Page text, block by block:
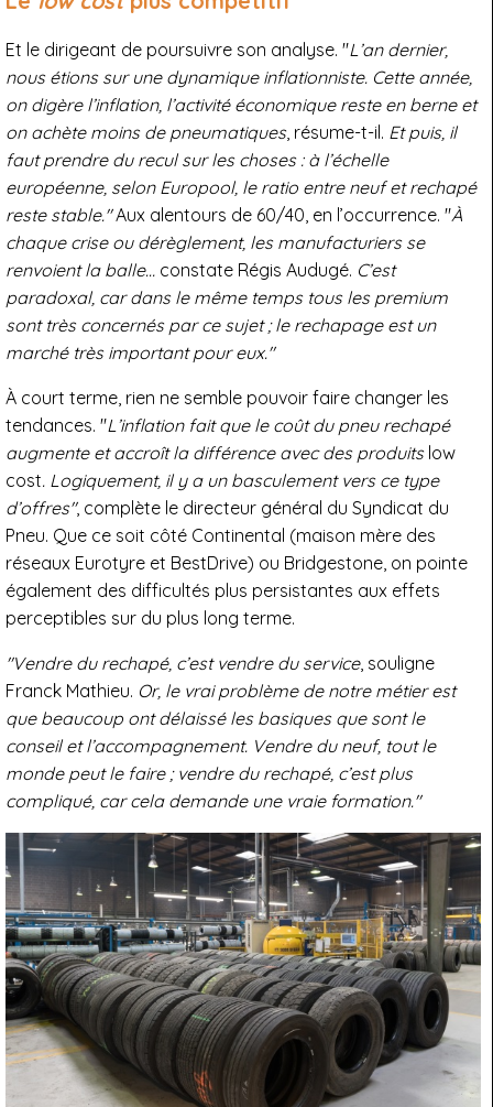
Et le dirigeant de poursuivre son analyse. "L’an dernier,
nous étions sur une dynamique inflationniste. Cette année,
on digère l’inflation, l’activité économique reste en berne et
on achète moins de pneumatiques, résume-t-il. Et puis, il
faut prendre du recul sur les choses : à l’échelle
européenne, selon Europool, le ratio entre neuf et rechapé
reste stable."Aux alentours de 60/40, en l’occurrence. "À
chaque crise ou dérèglement, les manufacturiers se
renvoient la balle… constate Régis Audugé. C’est
paradoxal, car dans le même temps tous les premium
sont très concernés par ce sujet ; le rechapage est un
marché très important pour eux."
À court terme, rien ne semble pouvoir faire changer les
tendances. "L’inflation fait que le coût du pneu rechapé
augmente et accroît la différence avec des produitslow
cost. Logiquement, il y a un basculement vers ce type
d’offres", complète le directeur général du Syndicat du
Pneu. Que ce soit côté Continental (maison mère des
réseaux Eurotyre et BestDrive) ou Bridgestone, on pointe
également des difficultés plus persistantes aux effets
perceptibles sur du plus long terme.
"Vendre du rechapé, c’est vendre du service, souligne
Franck Mathieu. Or, le vrai problème de notre métier est
que beaucoup ont délaissé les basiques que sont le
conseil et l’accompagnement. Vendre du neuf, tout le
monde peut le faire ; vendre du rechapé, c’est plus
compliqué, car cela demande une vraie formation."